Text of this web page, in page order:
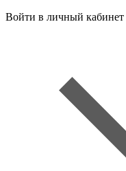
Войти в личный кабинет